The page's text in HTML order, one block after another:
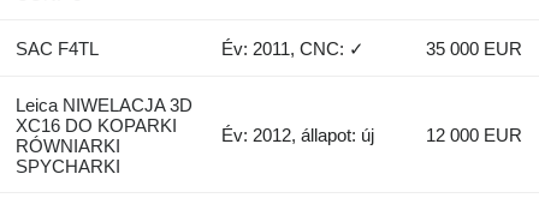
SAC F4TL Év: 2011, CNC: ✓ 35 000 EUR
Leica NIWELACJA 3D
XC16 DO KOPARKI
RÓWNIARKI
SPYCHARKI
Év: 2012, állapot: új 12 000 EUR